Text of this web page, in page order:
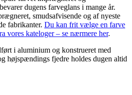
dugens farveglans i mange år.
smudsafvisende og af nyeste
fabrikanter. Du kan frit vælge en farve
vores kateloger – se nærmere her.
i aluminium og konstrueret med
højspændings fjedre holdes dugen altid